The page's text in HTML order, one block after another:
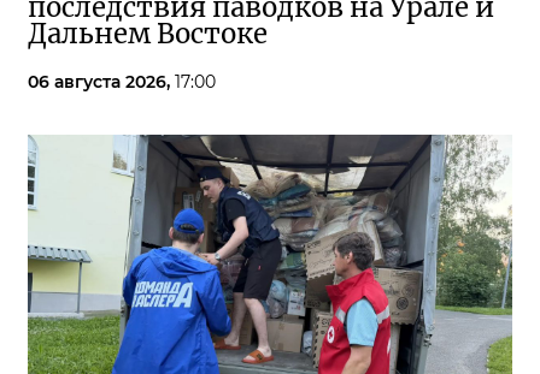
последствия паводков на Урале и
Дальнем Востоке
06 августа 2026, 17:00